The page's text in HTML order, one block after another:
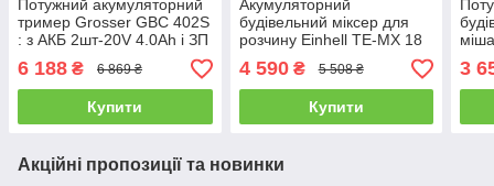
Потужний акумуляторний
тример Grosser GBC 402S
: з АКБ 2шт-20V 4.0Ah і ЗП
(G0137)
6 188 ₴ 6 869 ₴
Купити
Акумуляторний
будівельний міксер для
розчину Einhell TE-MX 18
Li - Solo : 18В, 620 об/хв,
1.9 кг 4258760 (без АКБ та
ЗП)
4 590₴ 5 508 ₴
Купити
:
3
Акційні пропозиції та новинки